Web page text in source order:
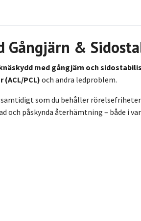
Gångjärn &
med gångjärn och
PCL) och andra ledproblem.
som du behåller
påskynda återhämtning – både i